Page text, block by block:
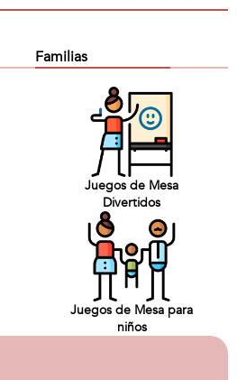
Familias
Juegos de Mesa
Divertidos
Juegos de Mesa para
niños